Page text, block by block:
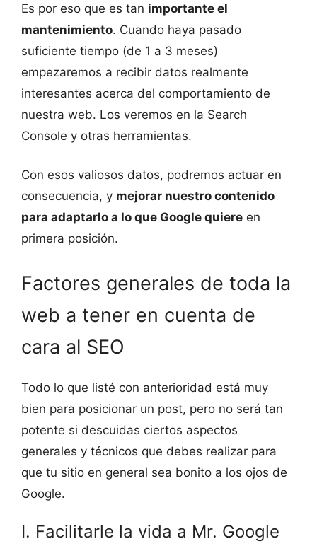
Es por eso que es tan importante el
mantenimiento. Cuando haya pasado
suficiente tiempo (de 1 a 3 meses)
empezaremos a recibir datos realmente
interesantes acerca del comportamiento de
nuestra web. Los veremos en la Search
Console y otras herramientas.
Con esos valiosos datos, podremos actuar en
consecuencia, y mejorar nuestro contenido
para adaptarlo a lo que Google quiere en
primera posición.
Factores generales de toda la
web a tener en cuenta de
cara al SEO
Todo lo que listé con anterioridad está muy
bien para posicionar un post, pero no será tan
potente si descuidas ciertos aspectos
generales y técnicos que debes realizar para
que tu sitio en general sea bonito a los ojos de
Google.
I. Facilitarle la vida a Mr. Google